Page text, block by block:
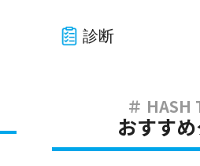
診断
おすすめ